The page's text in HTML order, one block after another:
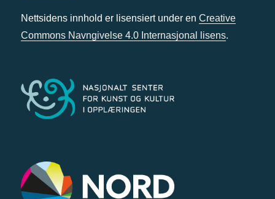
Nettsidens innhold er lisensiert under en Creative
Commons Navngivelse 4.0 Internasjonal lisens.